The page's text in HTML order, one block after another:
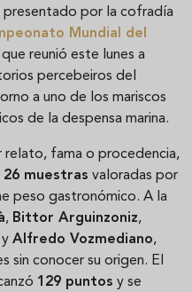
presentado por la cofradía
Mundial del
reunió este lunes a
percebeiros del
a uno de los mariscos
de la despensa marina.
fama o procedencia,
muestras valoradas por
peso gastronómico. A la
, Bittor Arguinzoniz,
y Alfredo Vozmediano,
sin conocer su origen. El
129 puntos y se